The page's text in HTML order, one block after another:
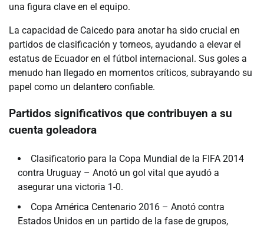
una figura clave en el equipo.
La capacidad de Caicedo para anotar ha sido crucial en
partidos de clasificación y torneos, ayudando a elevar el
estatus de Ecuador en el fútbol internacional. Sus goles a
menudo han llegado en momentos críticos, subrayando su
papel como un delantero confiable.
Partidos significativos que contribuyen a su
cuenta goleadora
Clasificatorio para la Copa Mundial de la FIFA 2014
contra Uruguay – Anotó un gol vital que ayudó a
asegurar una victoria 1-0.
Copa América Centenario 2016 – Anotó contra
Estados Unidos en un partido de la fase de grupos,